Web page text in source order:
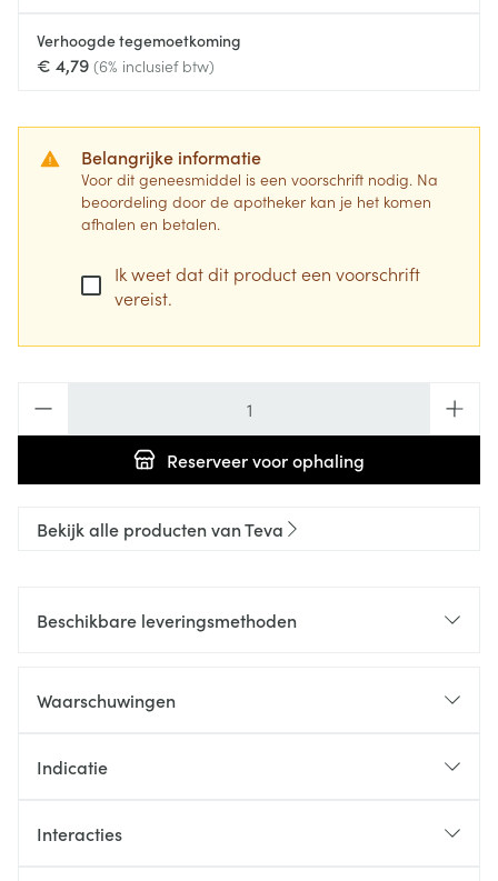
Verhoogde tegemoetkoming
€ 4,79 (6% inclusief btw)
Belangrijke informatie
Voor dit geneesmiddel is een voorschrift nodig. Na
beoordeling door de apotheker kan je het komen
afhalen en betalen.
Ik weet dat dit product een voorschrift
vereist.
Reserveervoor ophaling
Bekijk alle producten van Teva
Beschikbare leveringsmethoden
Waarschuwingen
Indicatie
Interacties